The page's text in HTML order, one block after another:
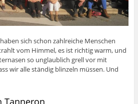
sich schon zahlreiche Menschen
vom Himmel, es ist richtig warm, und
so unglaublich grell vor mit
wir alle ständig blinzeln müssen. Und
Tanneron